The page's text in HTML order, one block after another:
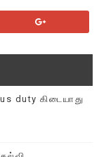
duty கிடையாது